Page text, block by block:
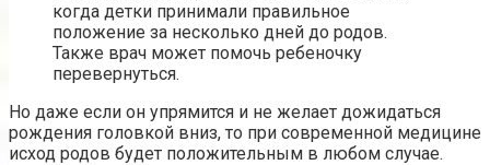
когда детки принимали правильное
положение за несколько дней до родов.
Также врач может помочь ребеночку
перевернуться.
Но даже если он упрямится и не желает дожидаться
рождения головкой вниз, то при современной медицине
исход родов будет положительным в любом случае.